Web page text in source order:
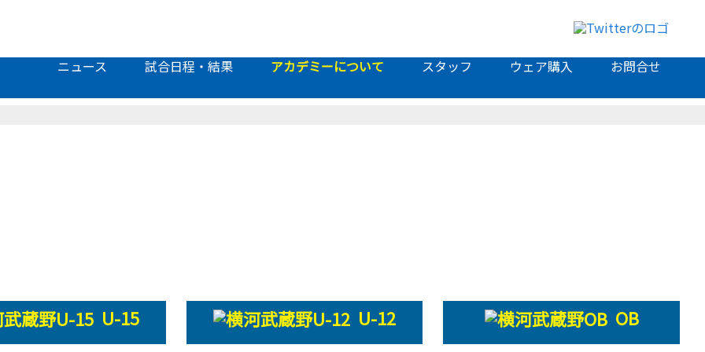
ニュース 試合日程・結果 アカデミーについて スタッフ ウェア購入 お問合せ
U-15 U-12 OB